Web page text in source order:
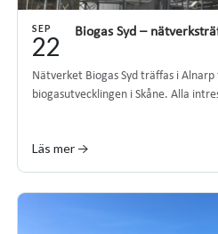
SEP
22 Biogas Syd –
Nätverket Biogas Syd träffas i
biogasutvecklingen i Skåne. Alla
Läs mer →